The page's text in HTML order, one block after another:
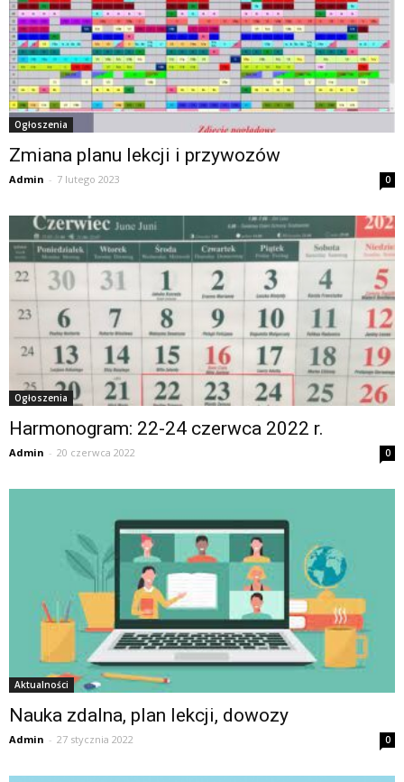
Ogłoszenia
Zmiana planu lekcji i przywozów
Admin - 7 lutego 2023 0
Ogłoszenia
Harmonogram: 22-24 czerwca 2022 r.
Admin - 20 czerwca 2022 0
Aktualności
Nauka zdalna, plan lekcji, dowozy
Admin - 27 stycznia 2022 0